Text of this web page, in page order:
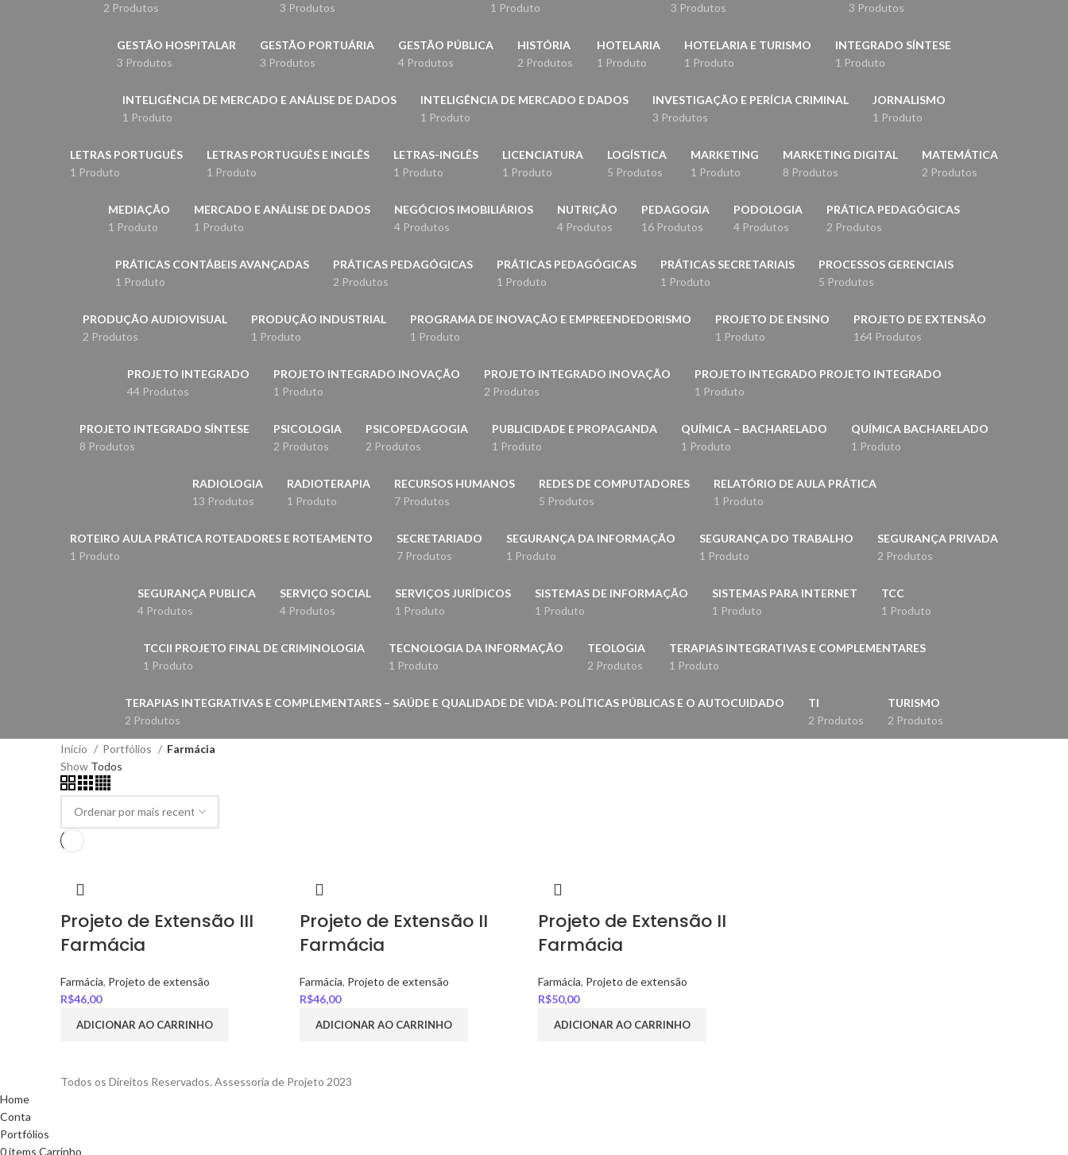
2 Produtos
3 Produtos
1 Produto
3 Produtos
3 Produtos
GESTÃO HOSPITALAR
3 Produtos
GESTÃO PORTUÁRIA
3 Produtos
GESTÃO PÚBLICA
4 Produtos
HISTÓRIA
2 Produtos
HOTELARIA
1 Produto
HOTELARIA E TURISMO
1 Produto
INTEGRADO SÍNTESE
1 Produto
INTELIGÊNCIA DE MERCADO E ANÁLISE DE DADOS
1 Produto
INTELIGÊNCIA DE MERCADO E DADOS
1 Produto
INVESTIGAÇÃO E PERÍCIA CRIMINAL
3 Produtos
JORNALISMO
1 Produto
LETRAS PORTUGUÊS
1 Produto
LETRAS PORTUGUÊS E INGLÊS
1 Produto
LETRAS-INGLÊS
1 Produto
LICENCIATURA
1 Produto
LOGÍSTICA
5 Produtos
MARKETING
1 Produto
MARKETING DIGITAL
8 Produtos
MATEMÁTICA
2 Produtos
MEDIAÇÃO
1 Produto
MERCADO E ANÁLISE DE DADOS
1 Produto
NEGÓCIOS IMOBILIÁRIOS
4 Produtos
NUTRIÇÃO
4 Produtos
PEDAGOGIA
16 Produtos
PODOLOGIA
4 Produtos
PRÁTICA PEDAGÓGICAS
2 Produtos
PRÁTICAS CONTÁBEIS AVANÇADAS
1 Produto
PRÁTICAS PEDAGÓGICAS
2 Produtos
PRÁTICAS PEDAGÓGICAS
1 Produto
PRÁTICAS SECRETARIAIS
1 Produto
PROCESSOS GERENCIAIS
5 Produtos
PRODUÇÃO AUDIOVISUAL
2 Produtos
PRODUÇÃO INDUSTRIAL
1 Produto
PROGRAMA DE INOVAÇÃO E EMPREENDEDORISMO
1 Produto
PROJETO DE ENSINO
1 Produto
PROJETO DE EXTENSÃO
164 Produtos
PROJETO INTEGRADO
44 Produtos
PROJETO INTEGRADO INOVAÇÃO
1 Produto
PROJETO INTEGRADO INOVAÇÃO
2 Produtos
PROJETO INTEGRADO PROJETO INTEGRADO
1 Produto
PROJETO INTEGRADO SÍNTESE
8 Produtos
PSICOLOGIA
2 Produtos
PSICOPEDAGOGIA
2 Produtos
PUBLICIDADE E PROPAGANDA
1 Produto
QUÍMICA – BACHARELADO
1 Produto
QUÍMICA BACHARELADO
1 Produto
RADIOLOGIA
13 Produtos
RADIOTERAPIA
1 Produto
RECURSOS HUMANOS
7 Produtos
REDES DE COMPUTADORES
5 Produtos
RELATÓRIO DE AULA PRÁTICA
1 Produto
ROTEIRO AULA PRÁTICA ROTEADORES E ROTEAMENTO
1 Produto
SECRETARIADO
7 Produtos
SEGURANÇA DA INFORMAÇÃO
1 Produto
SEGURANÇA DO TRABALHO
1 Produto
SEGURANÇA PRIVADA
2 Produtos
SEGURANÇA PUBLICA
4 Produtos
SERVIÇO SOCIAL
4 Produtos
SERVIÇOS JURÍDICOS
1 Produto
SISTEMAS DE INFORMAÇÃO
1 Produto
SISTEMAS PARA INTERNET
1 Produto
TCC
1 Produto
TCCII PROJETO FINAL DE CRIMINOLOGIA
1 Produto
TECNOLOGIA DA INFORMAÇÃO
1 Produto
TEOLOGIA
2 Produtos
TERAPIAS INTEGRATIVAS E COMPLEMENTARES
1 Produto
TERAPIAS INTEGRATIVAS E COMPLEMENTARES – SAÚDE E QUALIDADE DE VIDA: POLÍTICAS PÚBLICAS E O AUTOCUIDADO
2 Produtos
TI
2 Produtos
TURISMO
2 Produtos
Início Portfólios
Farmácia
Show Todos
Projeto de Extensão III
Farmácia
Farmácia, Projeto de extensão
R$46,00
ADICIONAR AO CARRINHO
Projeto de Extensão II
Farmácia
Farmácia, Projeto de extensão
R$46,00
ADICIONAR AO CARRINHO
Projeto de Extensão II
Farmácia
Farmácia, Projeto de extensão
R$50,00
ADICIONAR AO CARRINHO
Todos os Direitos Reservados. Assessoria de Projeto 2023
Home
Conta
Portfólios
0items Carrinho